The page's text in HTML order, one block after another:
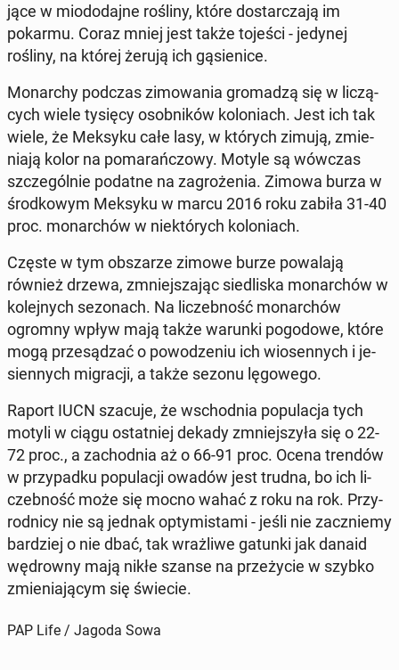
ją­ce w mio­do­daj­ne rośliny, które do­star­cza­ją im
pokarmu. Coraz mniej jest także tojeści - jedynej
rośliny, na której żerują ich gą­sie­ni­ce.
Mo­nar­chy podczas zi­mo­wa­nia gro­ma­dzą się w li­czą­
cych wiele tysięcy osob­ni­ków ko­lo­niach. Jest ich tak
wiele, że Meksyku całe lasy, w których zimują, zmie­
nia­ją kolor na po­ma­rań­czo­wy. Motyle są wówczas
szcze­gól­nie podatne na za­gro­że­nia. Zimowa burza w
środ­ko­wym Meksyku w marcu 2016 roku zabiła 31-40
proc. mo­nar­chów w nie­któ­rych ko­lo­niach.
Częste w tym ob­sza­rze zimowe burze po­wa­la­ją
również drzewa, zmniej­sza­jąc sie­dli­ska mo­nar­chów w
ko­lej­nych se­zo­nach. Na li­czeb­ność mo­nar­chów
ogromny wpływ mają także warunki po­go­do­we, które
mogą prze­są­dzać o po­wo­dze­niu ich wio­sen­nych i je­
sien­nych mi­gra­cji, a także sezonu lę­go­we­go.
Raport IUCN szacuje, że wschod­nia po­pu­la­cja tych
motyli w ciągu ostat­niej dekady zmniej­szy­ła się o 22-
72 proc., a za­chod­nia aż o 66-91 proc. Ocena trendów
w przy­pad­ku po­pu­la­cji owadów jest trudna, bo ich li­
czeb­ność może się mocno wahać z roku na rok. Przy­
rod­ni­cy nie są jednak opty­mi­sta­mi - jeśli nie za­cznie­my
bar­dziej o nie dbać, tak wraż­li­we gatunki jak danaid
wę­drow­ny mają nikłe szanse na prze­ży­cie w szybko
zmie­nia­ją­cym się świecie.
PAP Life / Jagoda Sowa